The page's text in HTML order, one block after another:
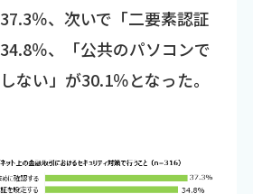
％、次いで「二要素認証
％、「公共のパソコンで
ない」が30.1％となった。